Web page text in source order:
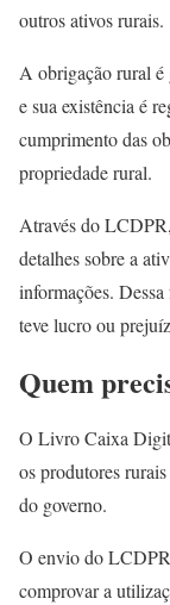
outros ativos rurais.
A obrigação rural é
e sua existência é
cumprimento das
propriedade rural.
Através do
detalhes sobre a
informações.
teve lucro ou
Quem
O Livro Caixa
os produtores
do governo.
O envio do
comprovar a